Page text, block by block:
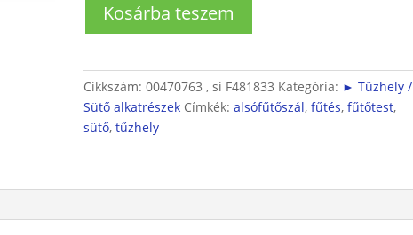
alsóKosárba teszem
Cikkszám:00470763 , si F481833 Kategória: ► Tűzhely /
Sütő alkatrészek Címkék:alsófűtőszál,fűtés,fűtőtest,
sütő,tűzhely